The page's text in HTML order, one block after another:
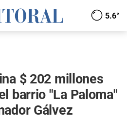
5.6°
$ 202 millones
barrio "La Paloma"
Gálvez